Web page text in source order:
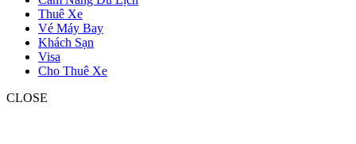
Thuê Xe
Vé Máy Bay
Khách Sạn
Visa
Cho Thuê Xe
CLOSE